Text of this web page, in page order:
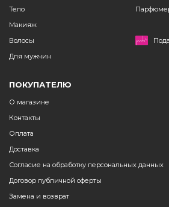
Тело
Макияж
Волосы
Для мужчин
ПОКУПАТЕЛЮ
О магазине
Контакты
Оплата
Доставка
Согласие на обработку персональных данных
Договор публичной оферты
Замена и возврат